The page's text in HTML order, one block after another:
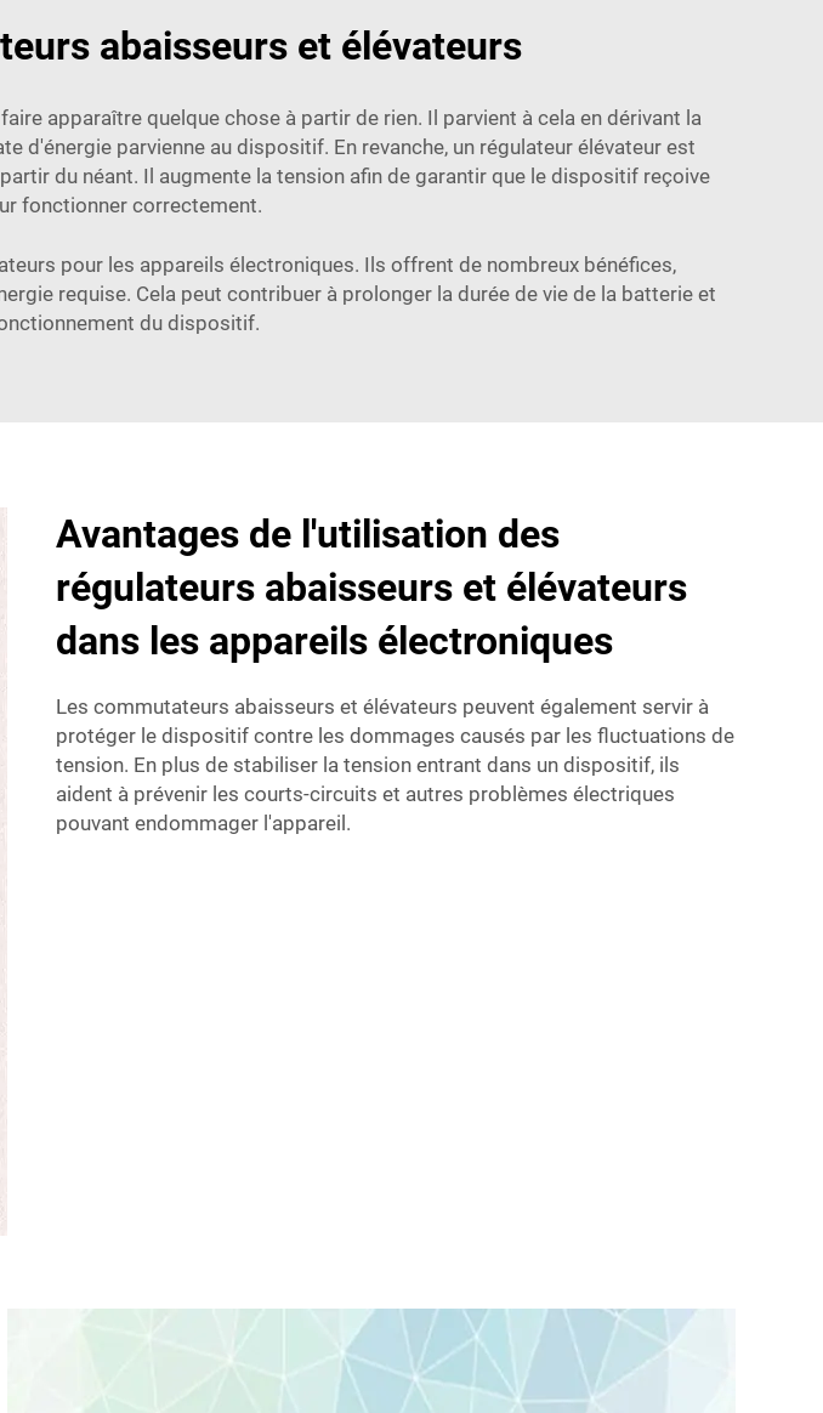
abaisseurs et élévateurs
apparaître quelque chose à partir de rien. Il parvient à cela en dérivant la
d'énergie parvienne au dispositif. En revanche, un régulateur élévateur est
du néant. Il augmente la tension afin de garantir que le dispositif reçoive
fonctionner correctement.
pour les appareils électroniques. Ils offrent de nombreux bénéfices,
requise. Cela peut contribuer à prolonger la durée de vie de la batterie et
du dispositif.
Avantages de l'utilisation des
régulateurs abaisseurs et élévateurs
dans les appareils électroniques
Les commutateurs abaisseurs et élévateurs peuvent également servir à
protéger le dispositif contre les dommages causés par les fluctuations de
tension. En plus de stabiliser la tension entrant dans un dispositif, ils
aident à prévenir les courts-circuits et autres problèmes électriques
pouvant endommager l'appareil.